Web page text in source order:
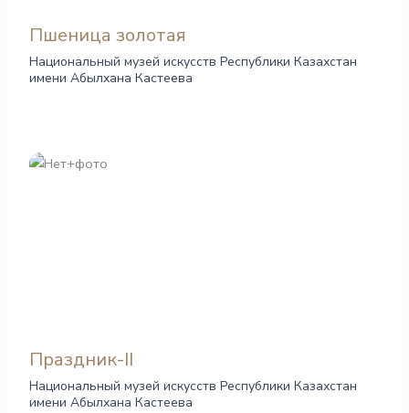
Пшеница золотая
Национальный музей искусств Республики Казахстан
имени Абылхана Кастеева
Праздник-II
Национальный музей искусств Республики Казахстан
имени Абылхана Кастеева